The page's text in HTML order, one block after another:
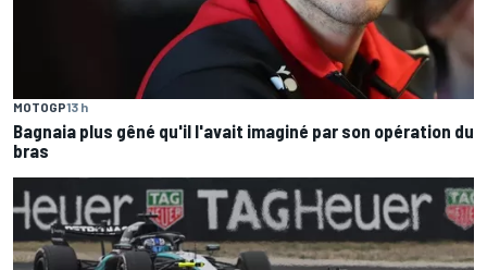
MOTOGP13 h
Bagnaia plus gêné qu'il l'avait imaginé par son opération du
bras